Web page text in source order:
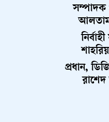
সম্পাদক
প্রধান,